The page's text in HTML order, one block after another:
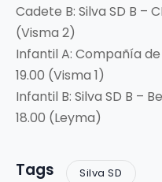
Cadete B: Silva SD B –
(Visma 2)
Infantil A: Compañía de
19.00 (Visma 1)
Infantil B: Silva SD B –
18.00 (Leyma)
Tags Silva SD